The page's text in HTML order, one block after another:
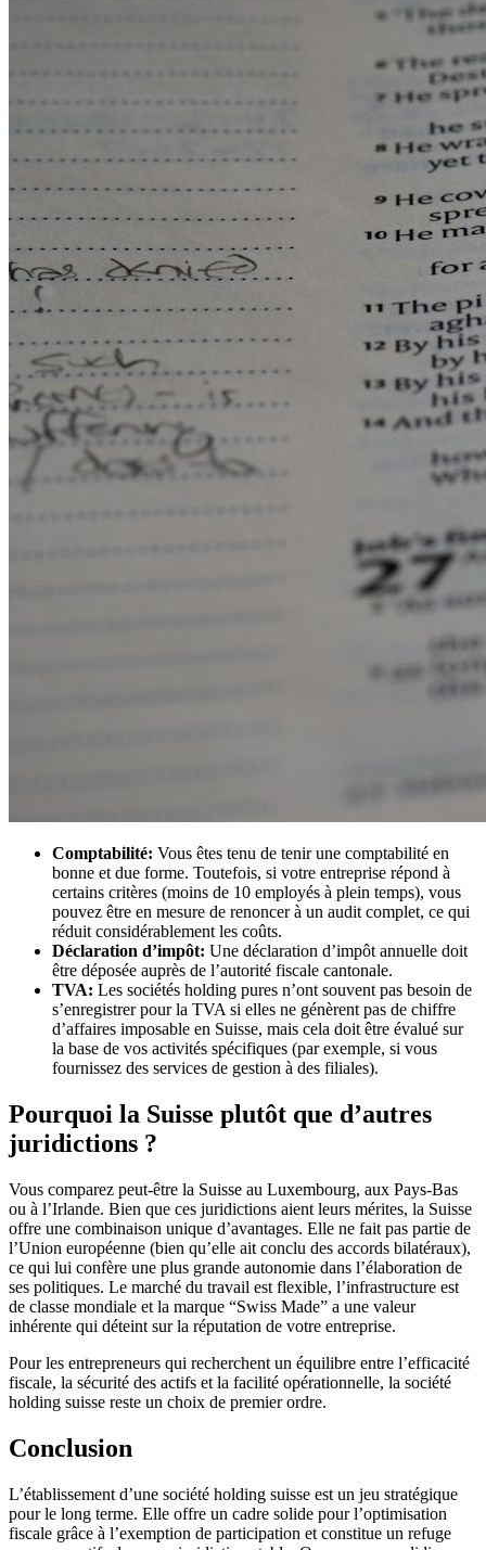
Comptabilité: Vous êtes tenu de tenir une comptabilité en
bonne et due forme. Toutefois, si votre entreprise répond à
certains critères (moins de 10 employés à plein temps), vous
pouvez être en mesure de renoncer à un audit complet, ce qui
réduit considérablement les coûts.
Déclaration d’impôt: Une déclaration d’impôt annuelle doit
être déposée auprès de l’autorité fiscale cantonale.
TVA: Les sociétés holding pures n’ont souvent pas besoin de
s’enregistrer pour la TVA si elles ne génèrent pas de chiffre
d’affaires imposable en Suisse, mais cela doit être évalué sur
la base de vos activités spécifiques (par exemple, si vous
fournissez des services de gestion à des filiales).
Pourquoi la Suisse plutôt que d’autres
juridictions ?
Vous comparez peut-être la Suisse au Luxembourg, aux Pays-Bas
ou à l’Irlande. Bien que ces juridictions aient leurs mérites, la Suisse
offre une combinaison unique d’avantages. Elle ne fait pas partie de
l’Union européenne (bien qu’elle ait conclu des accords bilatéraux),
ce qui lui confère une plus grande autonomie dans l’élaboration de
ses politiques. Le marché du travail est flexible, l’infrastructure est
de classe mondiale et la marque “Swiss Made” a une valeur
inhérente qui déteint sur la réputation de votre entreprise.
Pour les entrepreneurs qui recherchent un équilibre entre l’efficacité
fiscale, la sécurité des actifs et la facilité opérationnelle, la société
holding suisse reste un choix de premier ordre.
Conclusion
L’établissement d’une société holding suisse est un jeu stratégique
pour le long terme. Elle offre un cadre solide pour l’optimisation
fiscale grâce à l’exemption de participation et constitue un refuge